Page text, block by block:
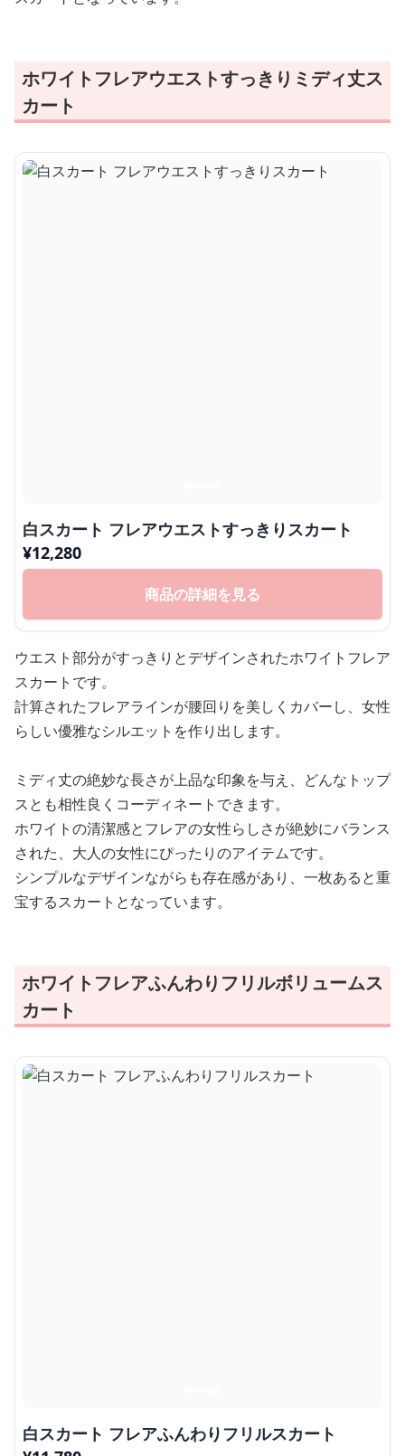
ホワイトフレアウエストすっきりミディ丈ス
カート
白スカート フレアウエストすっきりスカート
¥12,280
商品の詳細を見る
ウエスト部分がすっきりとデザインされたホワイトフレア
スカートです。
計算されたフレアラインが腰回りを美しくカバーし、女性
らしい優雅なシルエットを作り出します。
ミディ丈の絶妙な長さが上品な印象を与え、どんなトップ
スとも相性良くコーディネートできます。
ホワイトの清潔感とフレアの女性らしさが絶妙にバランス
された、大人の女性にぴったりのアイテムです。
シンプルなデザインながらも存在感があり、一枚あると重
宝するスカートとなっています。
ホワイトフレアふんわりフリルボリュームス
カート
白スカート フレアふんわりフリルスカート